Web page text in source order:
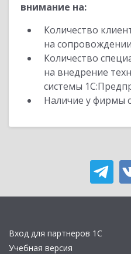
внимание на:
Количество
на
Количество
на внедрение
системы
Наличие у фирмы
Вход для партнеров 1С
Учебная версия